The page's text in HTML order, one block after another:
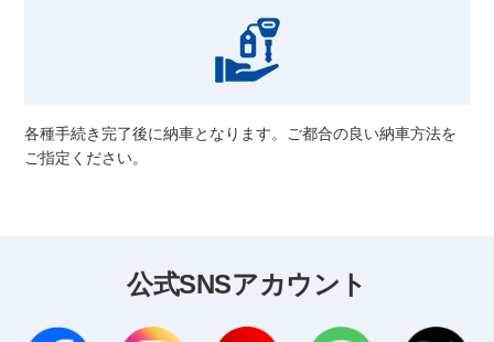
各種手続き完了後に納車となります。ご都合の良い納車方法を
ご指定ください。
公式SNSアカウント